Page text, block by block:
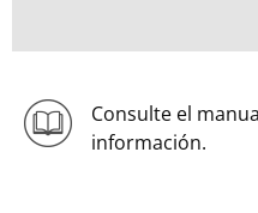
Consulte el
información.